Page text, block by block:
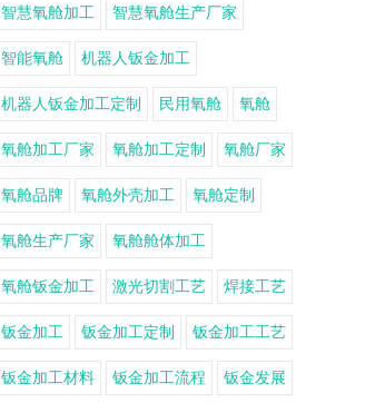
智慧氧舱加工 智慧氧舱生产厂家
智能氧舱 机器人钣金加工
机器人钣金加工定制 民用氧舱 氧舱
氧舱加工厂家 氧舱加工定制 氧舱厂家
氧舱品牌 氧舱外壳加工 氧舱定制
氧舱生产厂家 氧舱舱体加工
氧舱钣金加工 激光切割工艺 焊接工艺
钣金加工 钣金加工定制 钣金加工工艺
钣金加工材料 钣金加工流程 钣金发展